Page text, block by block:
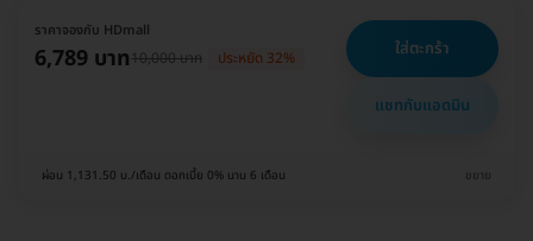
ราคาจองกับ HDmall
6,789 บาท10,000 บาท ประหยัด 32% ใส่ตะกร้า
แชทกับแอดมิน
ผ่อน 1,131.50 บ./เดือน ดอกเบี้ย 0% นาน 6 เดือน ขยาย